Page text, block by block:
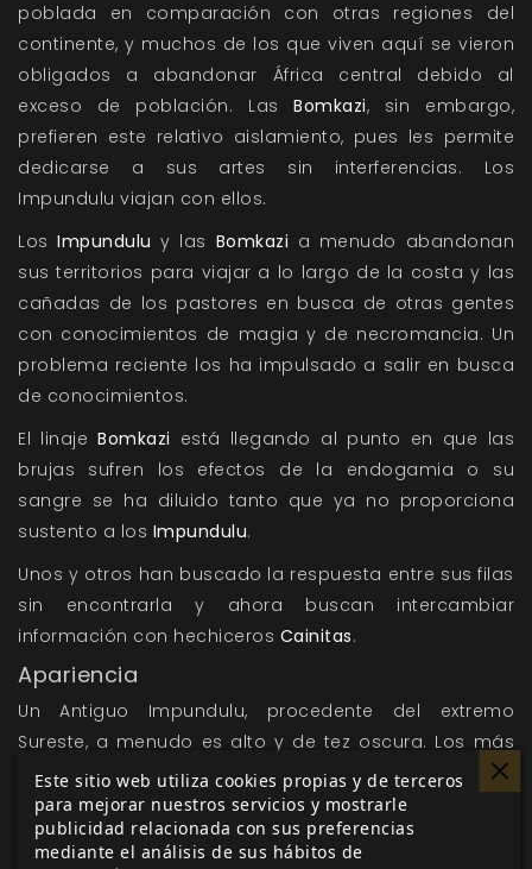
poblada en comparación con otras regiones del
continente, y muchos de los que viven aquí se vieron
obligados a abandonar África central debido al
exceso de población. LasBomkazi, sin embargo,
prefieren este relativo aislamiento, pues les permite
dedicarse a sus artes sin interferencias. Los
Impundulu viajan con ellos.
LosImpundulu y las Bomkazi a menudo abandonan
sus territorios para viajar a lo largo de la costa y las
cañadas de los pastores en busca de otras gentes
con conocimientos de magia y de necromancia. Un
problema reciente los ha impulsado a salir en busca
de conocimientos.
El linajeBomkazi está llegando al punto en que las
brujas sufren los efectos de la endogamia o su
sangre se ha diluido tanto que ya no proporciona
sustento a los Impundulu.
Unos y otros han buscado la respuesta entre sus filas
sin encontrarla y ahora buscan intercambiar
información con hechiceros Cainitas.
Apariencia
Un Antiguo Impundulu, procedente del extremo
Sureste, a menudo es alto y de tez oscura. Los más
jóvenes, Abrazados en los recientes viajes del Clan,
muestran orígenes más variados. Todos pueden ser
reconocidos por las herramientas de su oficio, que
Este sitio web utiliza cookies propias y de terceros
para mejorar nuestros servicios y mostrarle
publicidad relacionada con sus preferencias
mediante el análisis de sus hábitos de